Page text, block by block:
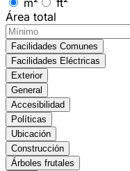
Área total
Facilidades Comunes
Facilidades Eléctricas
Exterior
General
Accesibilidad
Políticas
Ubicación
Construcción
Árboles frutales